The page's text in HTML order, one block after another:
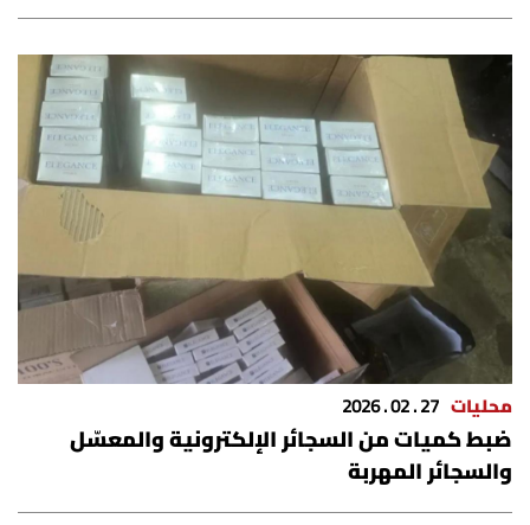
الرياضة
منوّعات
حظّك اليوم
للتاريخ
فيديو
من نحن
للتواصل معنا
شروط الاستخدام
محليات 27 . 02 . 2026
ضبط كميات من السجائر الإلكترونية والمعسّل
والسجائر المهربة